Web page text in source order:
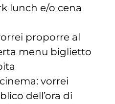
lunch e/o cena
proporre al
menu biglietto
vorrei
dell’ora di